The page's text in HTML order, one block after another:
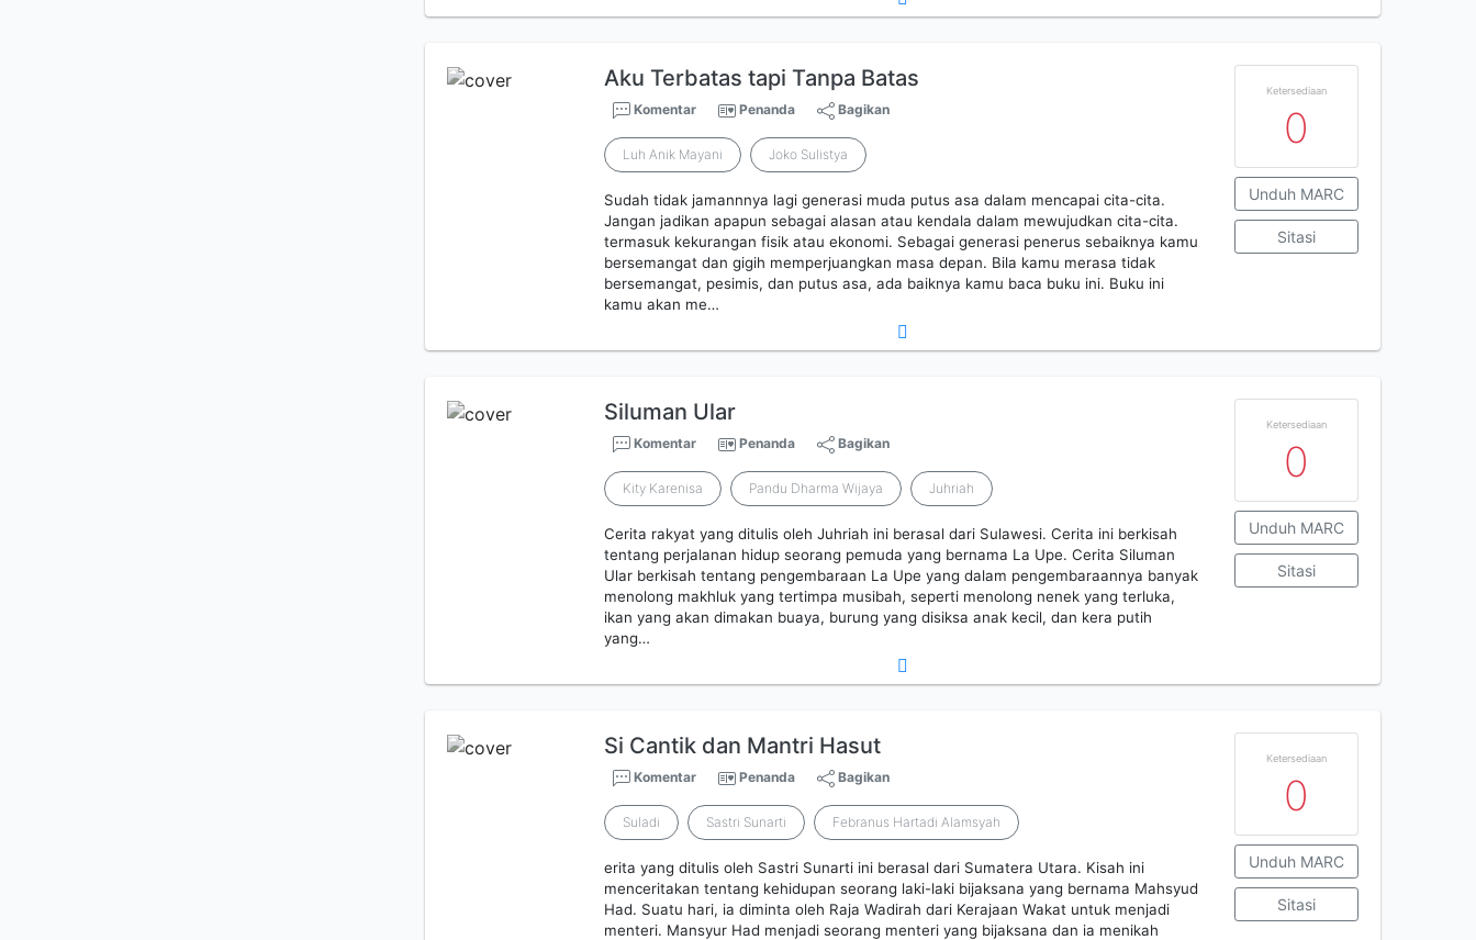
Aku Terbatas tapi Tanpa Batas
Komentar Penanda Bagikan
Luh Anik Mayani Joko Sulistya
Sudah tidak jamannnya lagi generasi muda putus asa dalam mencapai cita-cita.
Jangan jadikan apapun sebagai alasan atau kendala dalam mewujudkan cita-cita.
termasuk kekurangan fisik atau ekonomi. Sebagai generasi penerus sebaiknya kamu
bersemangat dan gigih memperjuangkan masa depan. Bila kamu merasa tidak
bersemangat, pesimis, dan putus asa, ada baiknya kamu baca buku ini. Buku ini
kamu akan me…
Ketersediaan
0
Unduh MARC
Sitasi
Siluman Ular
Komentar Penanda Bagikan
Kity Karenisa Pandu Dharma Wijaya Juhriah
Cerita rakyat yang ditulis oleh Juhriah ini berasal dari Sulawesi. Cerita ini berkisah
tentang perjalanan hidup seorang pemuda yang bernama La Upe. Cerita Siluman
Ular berkisah tentang pengembaraan La Upe yang dalam pengembaraannya banyak
menolong makhluk yang tertimpa musibah, seperti menolong nenek yang terluka,
ikan yang akan dimakan buaya, burung yang disiksa anak kecil, dan kera putih
yang…
Ketersediaan
0
Unduh MARC
Sitasi
Si Cantik dan Mantri Hasut
Komentar Penanda Bagikan
Suladi Sastri Sunarti Febranus Hartadi Alamsyah
erita yang ditulis oleh Sastri Sunarti ini berasal dari Sumatera Utara. Kisah ini
menceritakan tentang kehidupan seorang laki-laki bijaksana yang bernama Mahsyud
Had. Suatu hari, ia diminta oleh Raja Wadirah dari Kerajaan Wakat untuk menjadi
menteri. Mansyur Had menjadi seorang menteri yang bijaksana dan ia menikah
Ketersediaan
0
Unduh MARC
Sitasi